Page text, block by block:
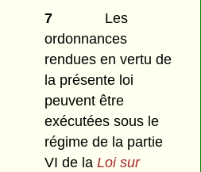
7
Les
ordonnances
rendues en vertu de
la présente loi
peuvent être
exécutées sous le
régime de la partie
VI de laLoi sur